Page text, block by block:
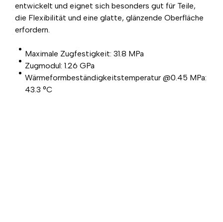
entwickelt und eignet sich besonders gut für Teile,
die Flexibilität und eine glatte, glänzende Oberfläche
erfordern.
Maximale Zugfestigkeit: 31.8 MPa
Zugmodul: 1.26 GPa
Wärmeformbeständigkeitstemperatur @0.45 MPa:
43.3 °C